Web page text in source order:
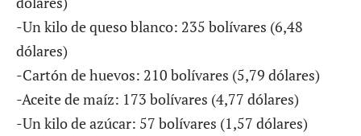
-Un kilo de queso blanco: 235 bolívares (6,48
dólares)
-Cartón de huevos: 210 bolívares (5,79 dólares)
-Aceite de maíz: 173 bolívares (4,77 dólares)
-Un kilo de azúcar: 57 bolívares (1,57 dólares)